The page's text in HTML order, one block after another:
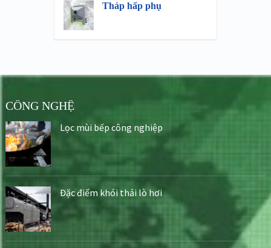
Tháp hấp phụ
CÔNG NGHỆ
Lọc mùi bếp công nghiệp
Đặc điểm khói thải lò hơi